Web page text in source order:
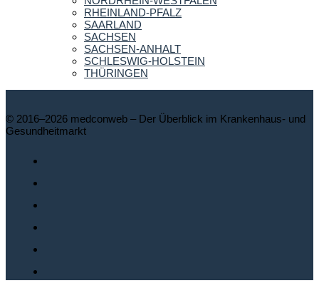
RHEINLAND-PFALZ
SAARLAND
SACHSEN
SACHSEN-ANHALT
SCHLESWIG-HOLSTEIN
THÜRINGEN
© 2016–2026 medconweb – Der Überblick im Krankenhaus- und
Gesundheitmarkt